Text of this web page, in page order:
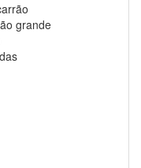
grande